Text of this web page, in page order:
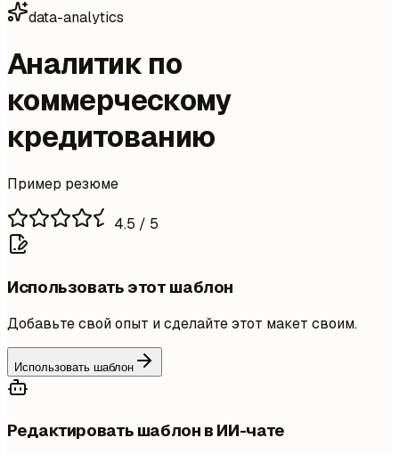
data-analytics
Аналитик по
коммерческому
кредитованию
Пример резюме
4.5 / 5
Использовать этот шаблон
Добавьте свой опыт и сделайте этот макет своим.
Использовать шаблон
Редактировать шаблон в ИИ-чате